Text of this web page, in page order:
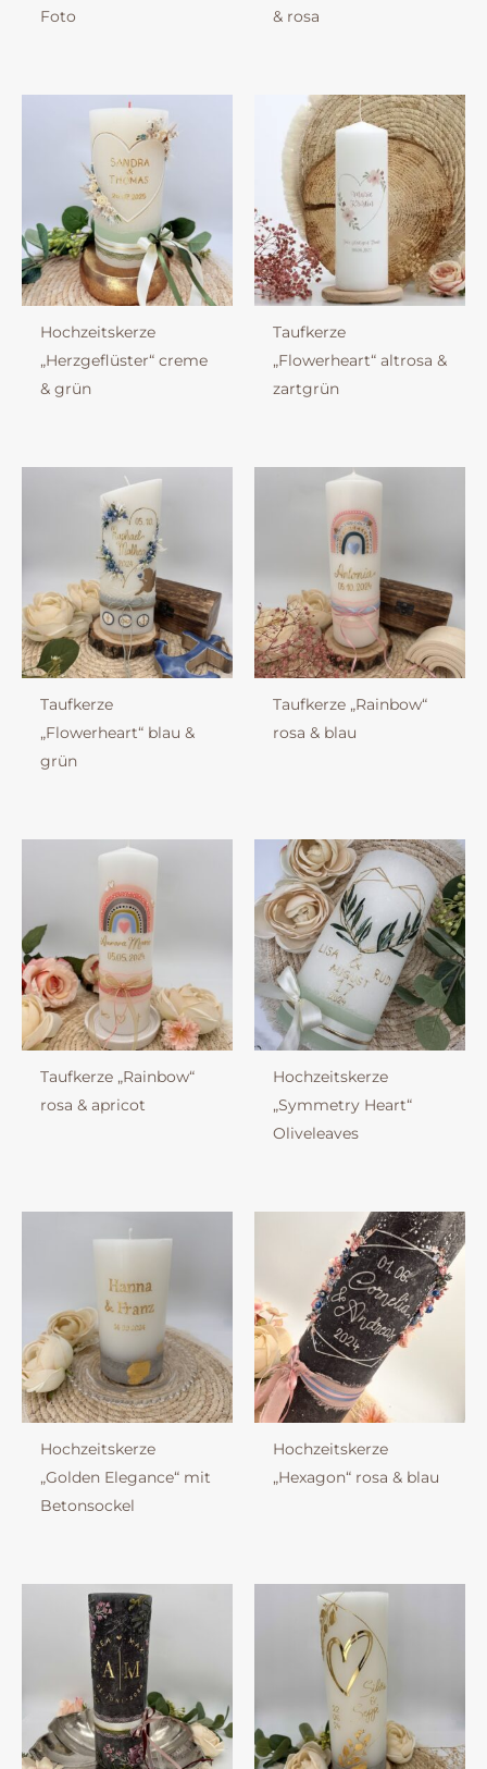
Foto
& rosa
Hochzeitskerze
„Herzgeflüster“ creme
& grün
Taufkerze
„Flowerheart“ altrosa &
zartgrün
Taufkerze
„Flowerheart“ blau &
grün
Taufkerze „Rainbow“
rosa & blau
Taufkerze „Rainbow“
rosa & apricot
Hochzeitskerze
„Symmetry Heart“
Oliveleaves
Hochzeitskerze
„Golden Elegance“ mit
Betonsockel
Hochzeitskerze
„Hexagon“ rosa & blau